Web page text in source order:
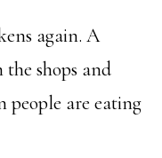
again. A
shops and
people are eating